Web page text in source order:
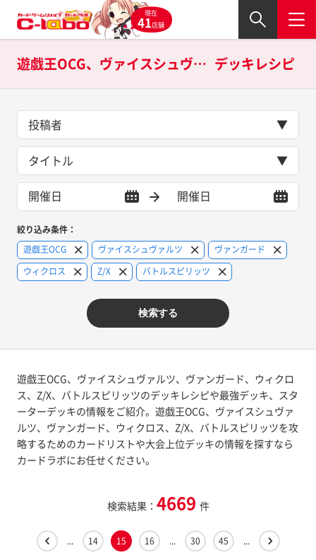
現在
41店舗
遊戯王OCG、ヴァイスシュヴァルツ、ヴァンガード、ウィクロス、Z/X、バトルスピリッツの デッキレシピ
投稿者
タイトル
絞り込み条件：
遊戯王OCG
ヴァイスシュヴァルツ
ヴァンガード
ウィクロス
Z/X バトルスピリッツ
検索する
遊戯王OCG、ヴァイスシュヴァルツ、ヴァンガード、ウィクロ
ス、Z/X、バトルスピリッツのデッキレシピや最強デッキ、スタ
ーターデッキの情報をご紹介。遊戯王OCG、ヴァイスシュヴァ
ルツ、ヴァンガード、ウィクロス、Z/X、バトルスピリッツを攻
略するためのカードリストや大会上位デッキの情報を探すなら
カードラボにお任せください。
検索結果： 4669 件
... 14 15 16 ... 30 45 ...